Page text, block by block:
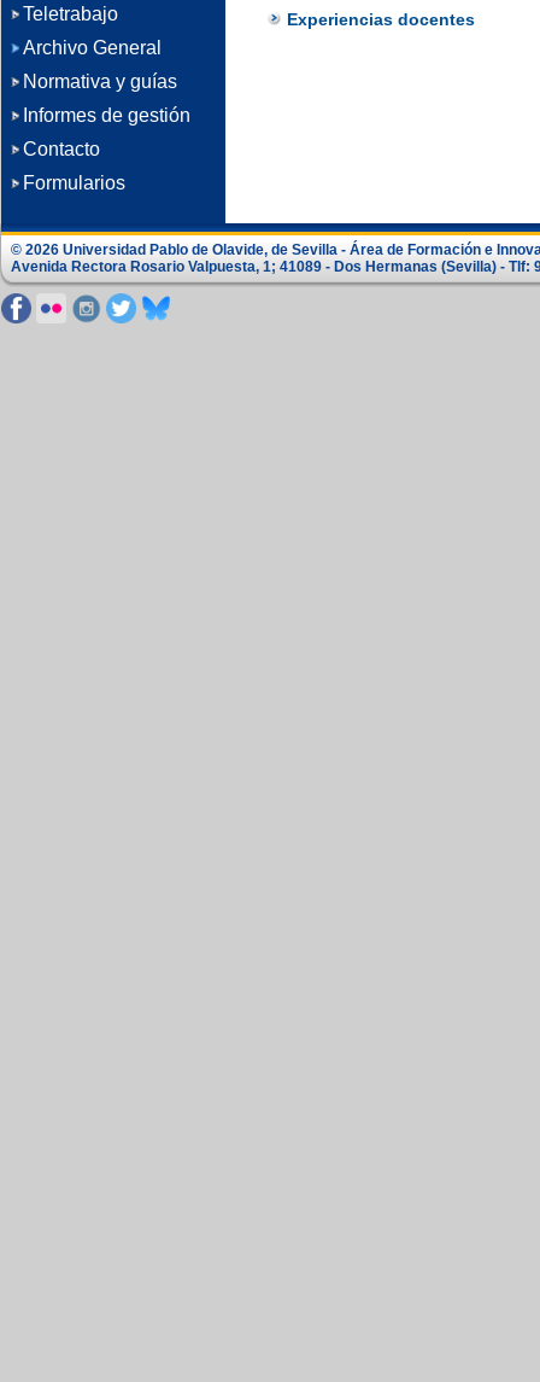
Experiencias docentes
Teletrabajo
Archivo General
Normativa y guías
Informes de gestión
Contacto
Formularios
© 2026 Universidad Pablo de Olavide, de Sevilla - Área de Formación e
Avenida Rectora Rosario Valpuesta, 1; 41089 - Dos Hermanas (Sevilla) - Tlf: